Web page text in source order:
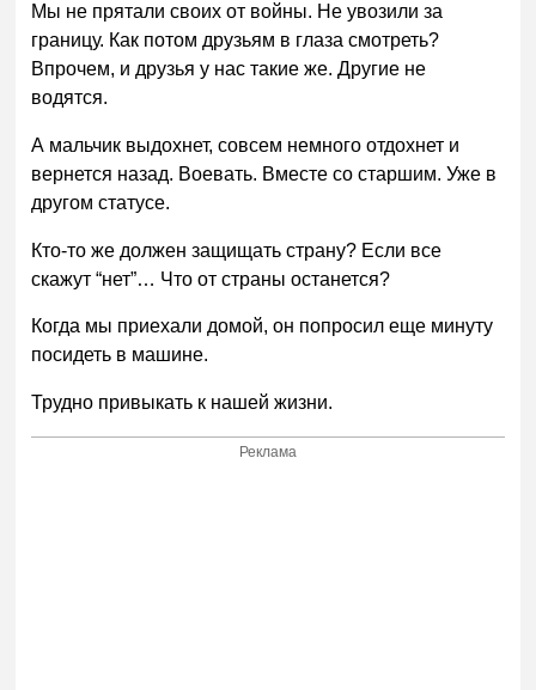
Мы не прятали своих от войны. Не увозили за
границу. Как потом друзьям в глаза смотреть?
Впрочем, и друзья у нас такие же. Другие не
водятся.
А мальчик выдохнет, совсем немного отдохнет и
вернется назад. Воевать. Вместе со старшим. Уже в
другом статусе.
Кто-то же должен защищать страну? Если все
скажут “нет”… Что от страны останется?
Когда мы приехали домой, он попросил еще минуту
посидеть в машине.
Трудно привыкать к нашей жизни.
Реклама